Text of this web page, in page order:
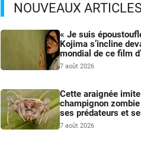
NOUVEAUX
« Je suis
Kojima s’incline
mondial de ce film
7 août 2026
Cette araignée
champignon
ses prédateurs et
7 août 2026